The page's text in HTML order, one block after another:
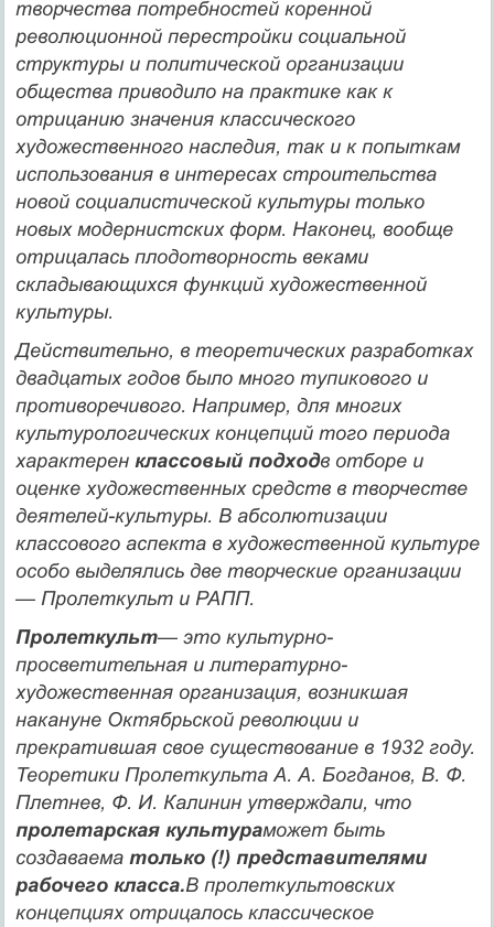
творчества по­требностей коренной
революционной перестройки социальной
структуры и политической организации
общества приводило на практике как к
отрицанию значения классического
художествен­ного наследия, так и к попыткам
использования в интересах стро­ительства
новой социалистической культуры только
новых модер­нистских форм. Наконец, вообще
отрицалась плодотворность века­ми
складывающихся функций художественной
культуры.
Действительно, в теоретических разработках
двадцатых го­дов было много тупикового и
противоречивого. Например, для мно­гих
культурологических концепций того периода
характерен клас­совый подходв отборе и
оценке художественных средств в творче­стве
деятелей-культуры. В абсолютизации
классового аспекта в художественной культуре
особо выделялись две творческие орга­низации
— Пролеткульт и РАПП.
Пролеткульт— это культурно-
просветительная и литера­турно-
художественная организация, возникшая
накануне Октябрь­ской революции и
прекратившая свое существование в 1932 году.
Теоретики Пролеткульта А. А. Богданов, В. Ф.
Плетнев, Ф. И. Кали­нин утверждали, что
пролетарская культураможет быть
создавае­ма только (!) представителями
рабочего класса.В пролеткультов­ских
концепциях отрицалось классическое